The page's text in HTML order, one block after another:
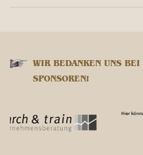
WIR BEDANKEN UNS BEI
SPONSOREN!